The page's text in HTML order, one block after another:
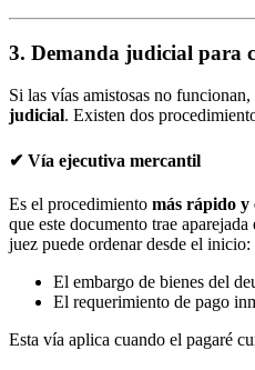
3. Demanda judicial para
Si las vías amistosas no
judicial. Existen dos
✔ Vía ejecutiva mercantil
Es el procedimiento más rápido y
que este documento trae
juez puede ordenar desde el inicio:
El embargo de bienes del
El requerimiento de pago
Esta vía aplica cuando el pagaré